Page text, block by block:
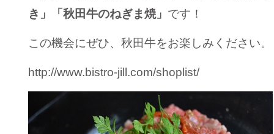
き」「秋田牛のねぎま焼」 です！
この機会にぜひ、秋田牛をお楽しみください。
http://www.bistro-jill.com/shoplist/